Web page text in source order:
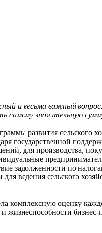
и весьма важный
самому значительную
развития сельского
государственной
для производства,
задолженности по
ведения сельского
комплексную оценку
жизнеспособности